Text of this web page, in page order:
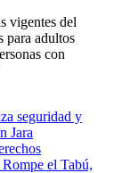
vigentes del
para adultos
con
seguridad y
Jara
el Tabú,